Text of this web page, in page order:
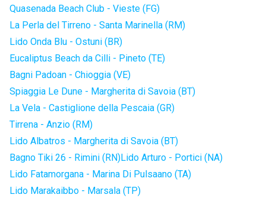
Quasenada Beach Club - Vieste (FG)
La Perla del Tirreno - Santa Marinella (RM)
Lido Onda Blu - Ostuni (BR)
Eucaliptus Beach da Cilli - Pineto (TE)
Bagni Padoan - Chioggia (VE)
Spiaggia Le Dune - Margherita di Savoia (BT)
La Vela - Castiglione della Pescaia (GR)
Tirrena - Anzio (RM)
Lido Albatros - Margherita di Savoia (BT)
Bagno Tiki 26 - Rimini (RN)Lido Arturo - Portici (NA)
Lido Fatamorgana - Marina Di Pulsaano (TA)
Lido Marakaibbo - Marsala (TP)